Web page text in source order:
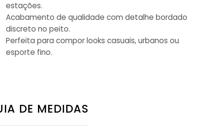
estações.
Acabamento de qualidade com detalhe bordado
discreto no peito.
Perfeita para compor looks casuais, urbanos ou
esporte fino.
DE MEDIDAS